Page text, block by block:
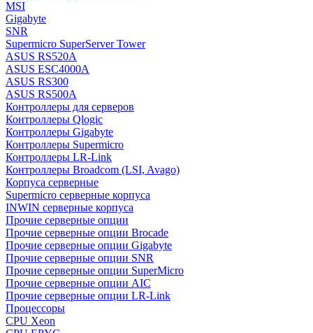
MSI
Gigabyte
SNR
Supermicro SuperServer Tower
ASUS RS520A
ASUS ESC4000A
ASUS RS300
ASUS RS500A
Контроллеры для серверов
Контроллеры Qlogic
Контроллеры Gigabyte
Контроллеры Supermicro
Контроллеры LR-Link
Контроллеры Broadcom (LSI, Avago)
Корпуса серверные
Supermicro серверные корпуса
INWIN серверные корпуса
Прочие серверные опции
Прочие серверные опции Brocade
Прочие серверные опции Gigabyte
Прочие серверные опции SNR
Прочие серверные опции SuperMicro
Прочие серверные опции AIC
Прочие серверные опции LR-Link
Процессоры
CPU Xeon